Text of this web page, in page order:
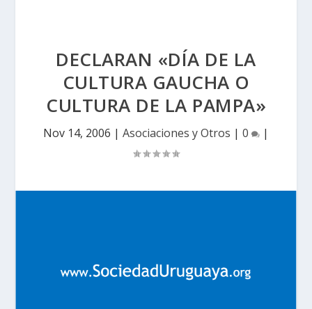
DECLARAN «DÍA DE LA
CULTURA GAUCHA O
CULTURA DE LA PAMPA»
Nov 14, 2006 | Asociaciones y Otros | 0 |